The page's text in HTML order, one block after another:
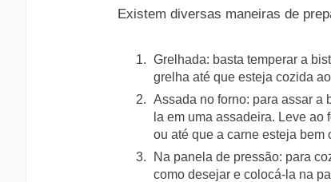
Existem diversas maneiras de
Grelhada: basta temperar a
grelha até que esteja cozida
Assada no forno: para assar a
la em uma assadeira. Leve ao
ou até que a carne esteja bem
Na panela de pressão: para
como desejar e colocá-la na